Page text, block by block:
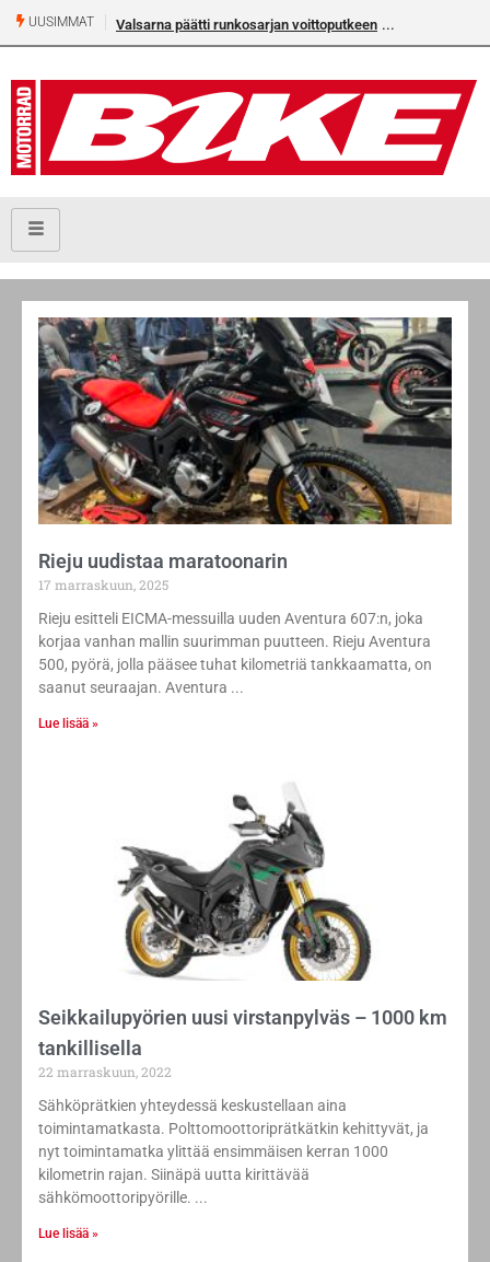
UUSIMMAT Valsarna päätti runkosarjan voittoputkeen
Rieju uudistaa maratoonarin
17 marraskuun, 2025
Rieju esitteli EICMA-messuilla uuden Aventura 607:n, joka
korjaa vanhan mallin suurimman puutteen. Rieju Aventura
500, pyörä, jolla pääsee tuhat kilometriä tankkaamatta, on
saanut seuraajan. Aventura
Lue lisää »
Seikkailupyörien uusi virstanpylväs – 1000 km
tankillisella
22 marraskuun, 2022
Sähköprätkien yhteydessä keskustellaan aina
toimintamatkasta. Polttomoottoriprätkätkin kehittyvät, ja
nyt toimintamatka ylittää ensimmäisen kerran 1000
kilometrin rajan. Siinäpä uutta kirittävää
sähkömoottoripyörille.
Lue lisää »